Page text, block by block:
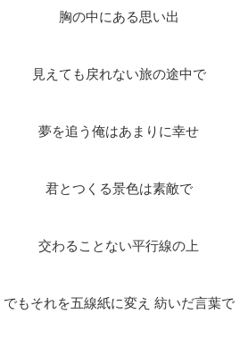
胸の中にある思い出
見えても戻れない旅の途中で
夢を追う俺はあまりに幸せ
君とつくる景色は素敵で
交わることない平行線の上
でもそれを五線紙に変え 紡いだ言葉で